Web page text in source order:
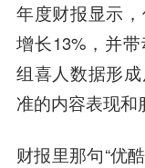
年度财报显示
增长13%，并
组喜人数据形
准的内容表现和
财报里那句“优